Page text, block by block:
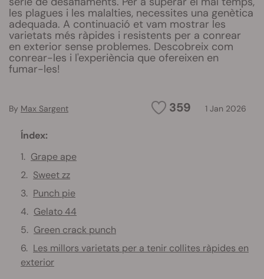
les plagues i les malalties, necessites una genètica
adequada. A continuació et vam mostrar les
varietats més ràpides i resistents per a conrear
en exterior sense problemes. Descobreix com
conrear-les i l'experiència que ofereixen en
fumar-les!
359 1 Jan 2026
By Max Sargent
Índex:
Grape ape
Sweet zz
Punch pie
Gelato 44
Green crack punch
Les millors varietats per a tenir collites ràpides en
exterior